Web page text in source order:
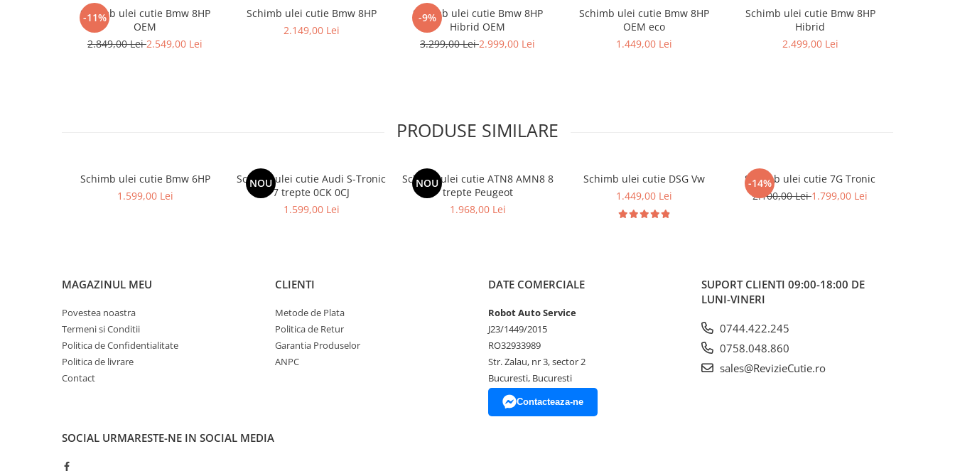
-11%
Schimb ulei cutie Bmw 8HP
OEM
2.849,00 Lei2.549,00 Lei
Schimb ulei cutie Bmw 8HP
2.149,00 Lei
-9%
Schimb ulei cutie Bmw 8HP
Hibrid OEM
3.299,00 Lei2.999,00 Lei
Schimb ulei cutie Bmw 8HP
OEM eco
1.449,00 Lei
Schimb ulei cutie Bmw 8HP
Hibrid
2.499,00 Lei
PRODUSE SIMILARE
Schimb ulei cutie Bmw 6HP
1.599,00 Lei
NOU
Schimb ulei cutie Audi S-Tronic
7 trepte 0CK 0CJ
1.599,00 Lei
NOU
Schimb ulei cutie ATN8 AMN8 8
trepte Peugeot
1.968,00 Lei
Schimb ulei cutie DSG Vw
1.449,00 Lei
-14%
Schimb ulei cutie 7G Tronic
2.100,00 Lei1.799,00 Lei
MAGAZINUL MEU
Povestea noastra
Termeni si Conditii
Politica de Confidentialitate
Politica de livrare
Contact
CLIENTI
Metode de Plata
Politica de Retur
Garantia Produselor
ANPC
DATE COMERCIALE
Robot Auto Service
J23/1449/2015
RO32933989
Str. Zalau, nr 3, sector 2
Bucuresti, Bucuresti
Contacteaza-ne
SUPORT CLIENTI 09:00-18:00 DE
LUNI-VINERI
0744.422.245
0758.048.860
sales@RevizieCutie.ro
SOCIAL URMARESTE-NE IN SOCIAL MEDIA